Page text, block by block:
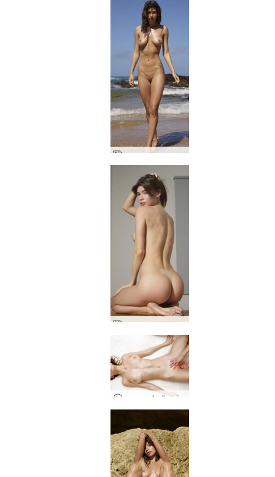
अन्ना एल नग्न समुद्र तट जीवन
अन्ना एल वास्तुकला नग्न
अन्ना एल और गीया संवेदनशील कामुक मालिश